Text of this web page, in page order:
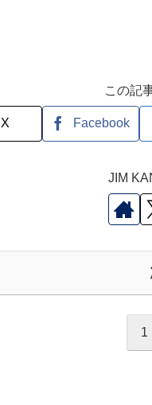
この記
X Facebook
JIM
1